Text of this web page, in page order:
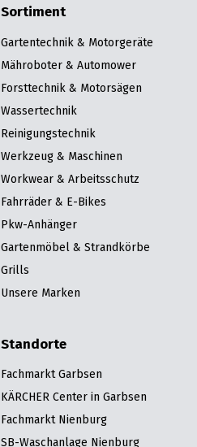
Sortiment
Gartentechnik & Motorgeräte
Mähroboter & Automower
Forsttechnik & Motorsägen
Wassertechnik
Reinigungstechnik
Werkzeug & Maschinen
Workwear & Arbeitsschutz
Fahrräder & E-Bikes
Pkw-Anhänger
Gartenmöbel & Strandkörbe
Grills
Unsere Marken
Standorte
Fachmarkt Garbsen
KÄRCHER Center in Garbsen
Fachmarkt Nienburg
SB-Waschanlage Nienburg